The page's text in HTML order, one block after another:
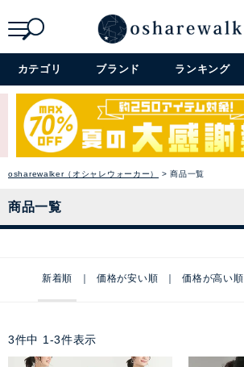
カテゴリ ブランド ランキング
osharewalker（オシャレウォーカー） 商品一覧
商品一覧
新着順 価格が安い順 価格が高い順
3件中 1 -3件表示